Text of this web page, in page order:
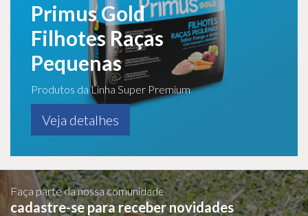
Primus Gold
Filhotes Raças
Pequenas
Produtos da Linha Super Premium
Veja detalhes
Faça parte da nossa comunidade
cadastre-se para receber novidades